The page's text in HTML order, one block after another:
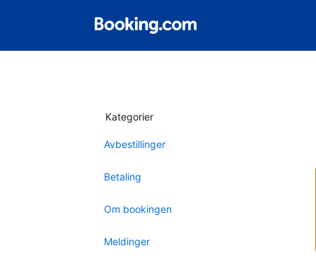
Kategorier
Avbestillinger
Betaling
Om bookingen
Meldinger